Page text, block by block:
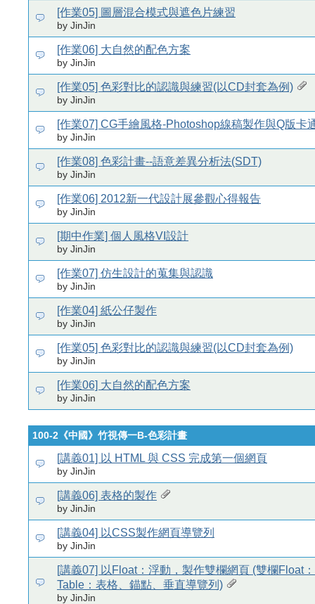
[作業05] 圖層混合模式與遮色片練習
by JinJin
[作業06] 大自然的配色方案
by JinJin
[作業05] 色彩對比的認識與練習(以CD封套為例)
by JinJin
[作業07] CG手繪風格-Photoshop線稿製作與Q版卡
by JinJin
[作業08] 色彩計畫--語意差異分析法(SDT)
by JinJin
[作業06] 2012新一代設計展參觀心得報告
by JinJin
[期中作業] 個人風格VI設計
by JinJin
[作業07] 仿生設計的蒐集與認識
by JinJin
[作業04] 紙公仔製作
by JinJin
[作業05] 色彩對比的認識與練習(以CD封套為例)
by JinJin
[作業06] 大自然的配色方案
by JinJin
100-2《中國》竹視傳一B-色彩計畫
[講義01] 以 HTML 與 CSS 完成第一個網頁
by JinJin
[講義06] 表格的製作
by JinJin
[講義04] 以CSS製作網頁導覽列
by JinJin
[講義07] 以Float：浮動，製作雙欄網頁 (雙欄Float
Table：表格、錨點、垂直導覽列)
by JinJin